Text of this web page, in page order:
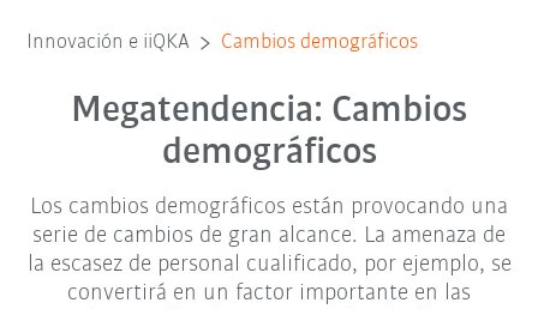
Innovación e iiQKA Cambios demográficos
Megatendencia: Cambios
demográficos
Los cambios demográficos están provocando una
serie de cambios de gran alcance. La amenaza de
la escasez de personal cualificado, por ejemplo, se
convertirá en un factor importante en las